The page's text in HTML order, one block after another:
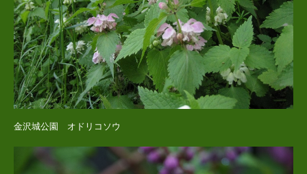
金沢城公園 オドリコソウ